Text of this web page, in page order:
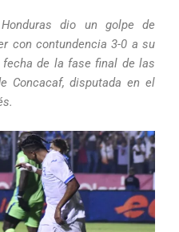
dio un golpe de
con contundencia 3-0 a su
de la fase final de las
Concacaf, disputada en el